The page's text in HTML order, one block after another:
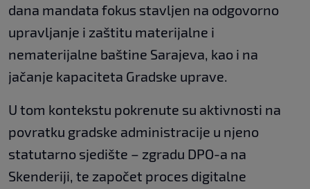
dana mandata fokus stavljen na odgovorno
upravljanje i zaštitu materijalne i
nematerijalne baštine Sarajeva, kao i na
jačanje kapaciteta Gradske uprave.
U tom kontekstu pokrenute su aktivnosti na
povratku gradske administracije u njeno
statutarno sjedište – zgradu DPO-a na
Skenderiji, te započet proces digitalne